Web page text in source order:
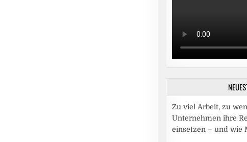
Zu viel Arbeit, zu
Unternehmen ihre
einsetzen – und wie